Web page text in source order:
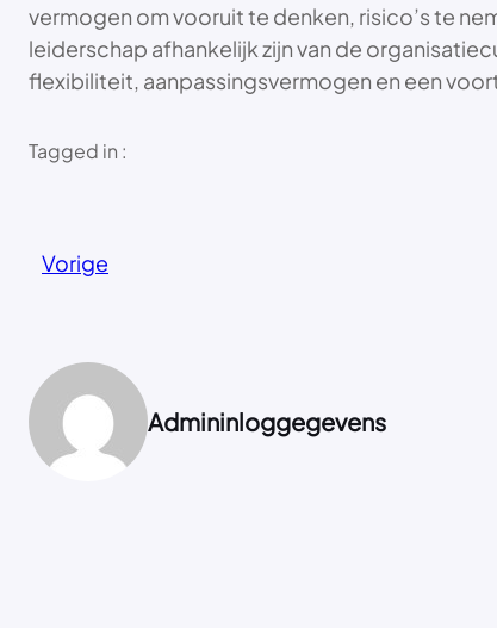
vermogen om vooruit te denken, risico’s te
leiderschap afhankelijk zijn van de
flexibiliteit, aanpassingsvermogen en een
Tagged in :
Vorige
Admininloggegevens